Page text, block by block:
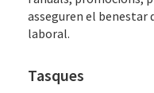
asseguren el
laboral.
Tasques